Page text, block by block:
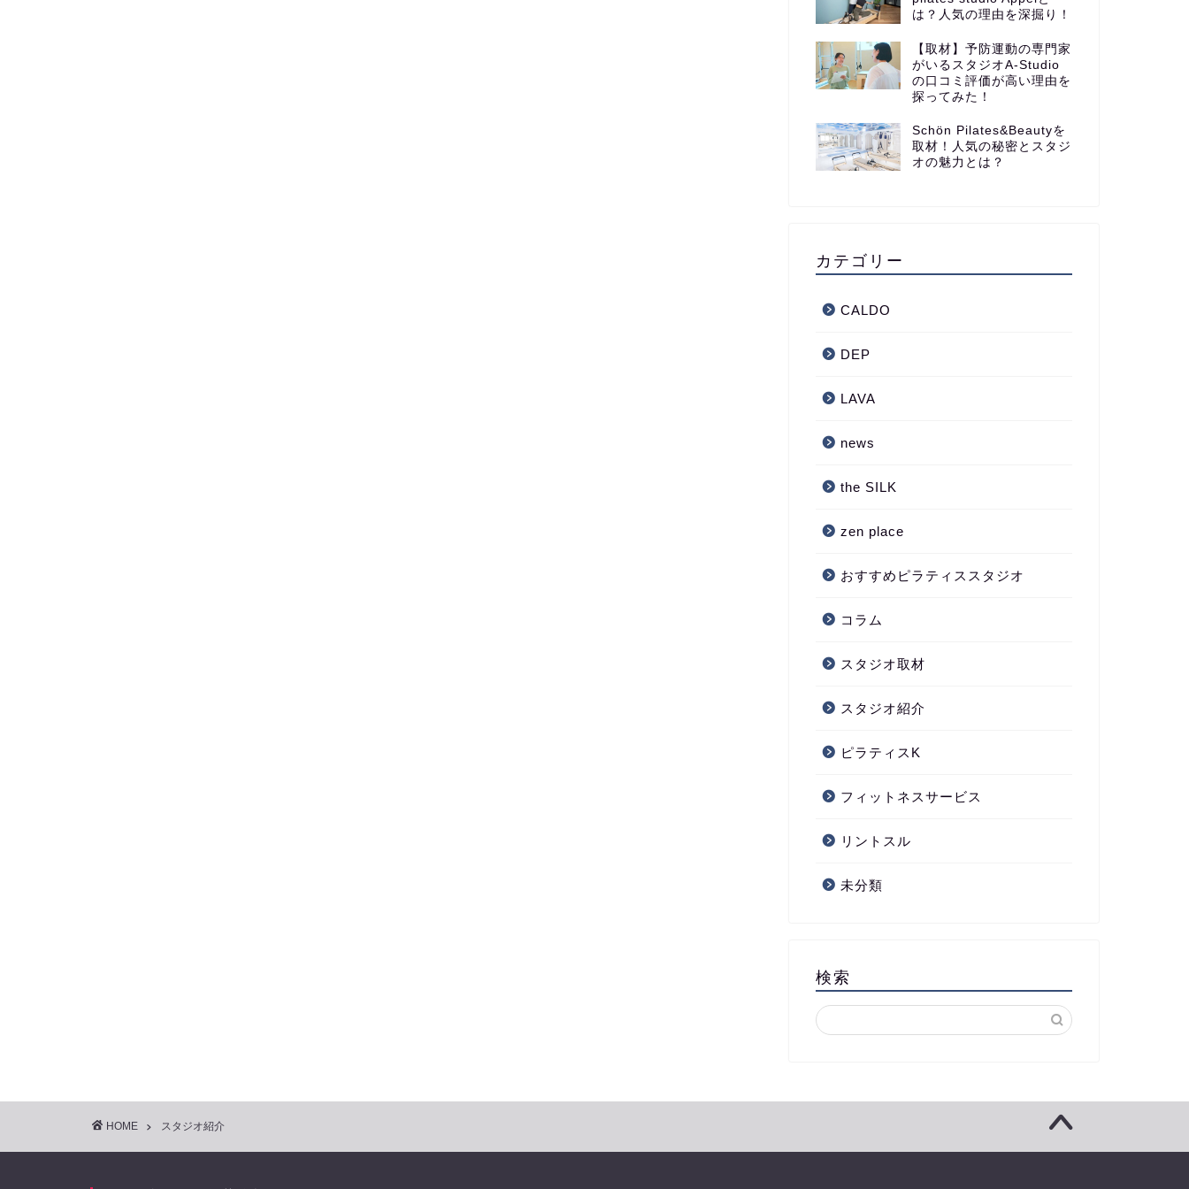
は？人気の理由を深掘り！
【取材】予防運動の専門家
がいるスタジオA-Studio
の口コミ評価が高い理由を
探ってみた！
Schön Pilates&Beautyを
取材！人気の秘密とスタジ
オの魅力とは？
カテゴリー
CALDO
DEP
LAVA
news
the SILK
zen place
おすすめピラティススタジオ
コラム
スタジオ取材
スタジオ紹介
ピラティスK
フィットネスサービス
リントスル
未分類
検索
HOME スタジオ紹介